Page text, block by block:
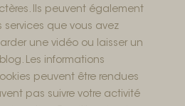
Ils peuvent également
services que vous avez
une vidéo ou laisser un
Les informations
peuvent être rendues
pas suivre votre activité